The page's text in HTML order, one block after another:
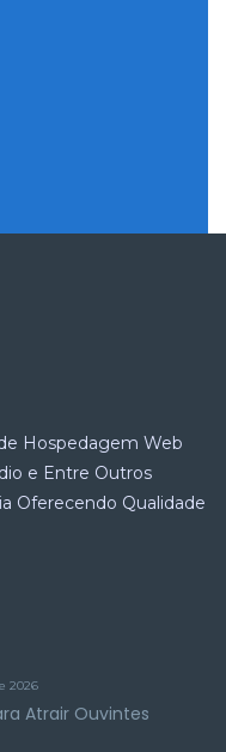
Hospedagem Web
e Entre Outros
Oferecendo Qualidade
2026
Atrair Ouvintes